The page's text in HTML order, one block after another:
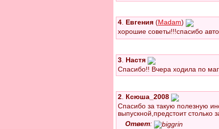
4. Евгения (Madam)
хорошие советы!!!спасибо
3. Настя
Спасибо!! Вчера ходила по
2. Ксюша_2008
Спасибо за такую полезную
выпускной,предстоит столько
Ответ: